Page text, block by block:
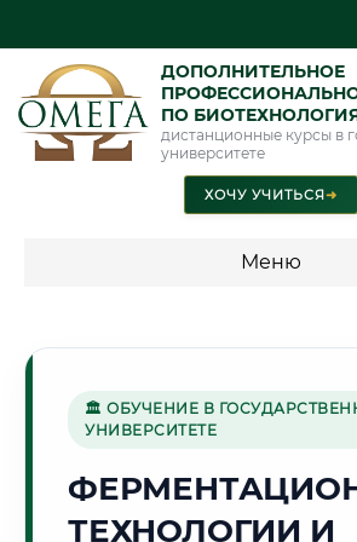
ДОПОЛНИТЕЛЬНОЕ
ПО
дистанционные курсы в
университете
ХОЧУ УЧИТЬСЯ➜
Меню
🌅
Г. АКТЮБИНСК
🏛 ОБУЧЕНИЕ В
УНИВЕРСИТЕТЕ
ТЕХНОЛОГИИ И